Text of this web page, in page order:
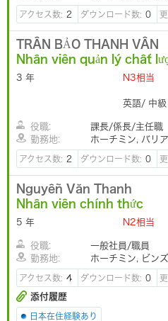
アクセス数: 2 ダウンロード数: 0
TRẦN BẢO THANH VÂN
Nhân viên quản lý chất
3 年 N3相当
英語/ 中級
役職:
課長/係長/主任職
勤務地:
ホーチミン, バリ
アクセス数: 2 ダウンロード数: 0
Nguyễn Văn Thanh
Nhân viên chính thức
5 年 N2相当
役職:
一般社員/職員
勤務地:
ホーチミン, ビン
アクセス数: 4 ダウンロード数: 0
添付履歴
日本在住経験あり